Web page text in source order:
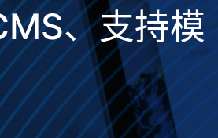
活的 PHP